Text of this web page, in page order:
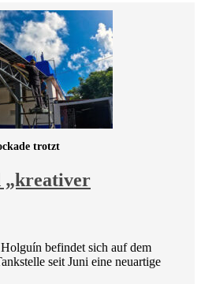
„kreativer
trotzt
befindet sich auf dem
seit Juni eine neuartige